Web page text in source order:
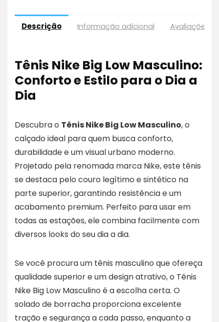
Descrição Informação adicional Avaliações
Tênis Nike Big Low Masculino:
Conforto e Estilo para o Dia a
Dia
Descubra o Tênis Nike Big Low Masculino, o
calçado ideal para quem busca conforto,
durabilidade e um visual urbano moderno.
Projetado pela renomada marca Nike, este tênis
se destaca pelo couro legítimo e sintético na
parte superior, garantindo resistência e um
acabamento premium. Perfeito para usar em
todas as estações, ele combina facilmente com
diversos looks do seu dia a dia.
Se você procura um tênis masculino que ofereça
qualidade superior e um design atrativo, o Tênis
Nike Big Low Masculino é a escolha certa. O
solado de borracha proporciona excelente
tração e segurança a cada passo, enquanto a